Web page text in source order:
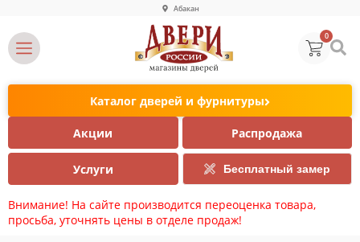
Абакан
0
Каталог дверей и фурнитуры
Акции Распродажа
Услуги Бесплатный замер
Внимание! На сайте производится переоценка товара,
просьба, уточнять цены в отделе продаж!